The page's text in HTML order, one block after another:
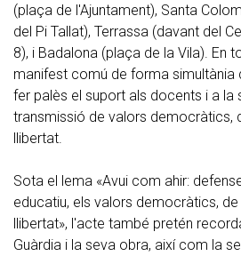
(plaça de l'Ajuntament), Santa
del Pi Tallat), Terrassa (davant del
8), i Badalona (plaça de la Vila). En
manifest comú de forma simultània
fer palès el suport als docents i a la
transmissió de valors democràtics,
llibertat.
Sota el lema «Avui com ahir:
educatiu, els valors democràtics,
llibertat», l'acte també pretén
Guàrdia i la seva obra, així com la